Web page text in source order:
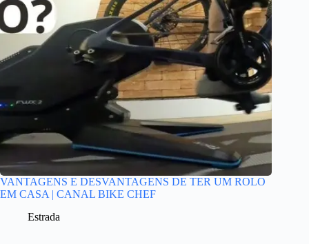
VANTAGENS E DESVANTAGENS DE TER UM ROLO
EM CASA | CANAL BIKE CHEF
Estrada